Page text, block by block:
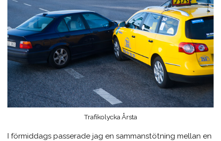
Trafikolycka Årsta
I förmiddags passerade jag en sammanstötning mellan en